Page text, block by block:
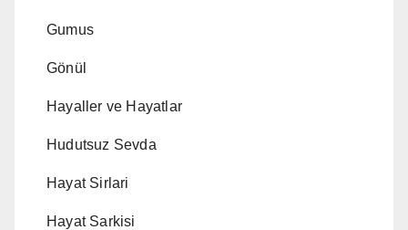
Gumus
Gönül
Hayaller ve Hayatlar
Hudutsuz Sevda
Hayat Sirlari
Hayat Sarkisi